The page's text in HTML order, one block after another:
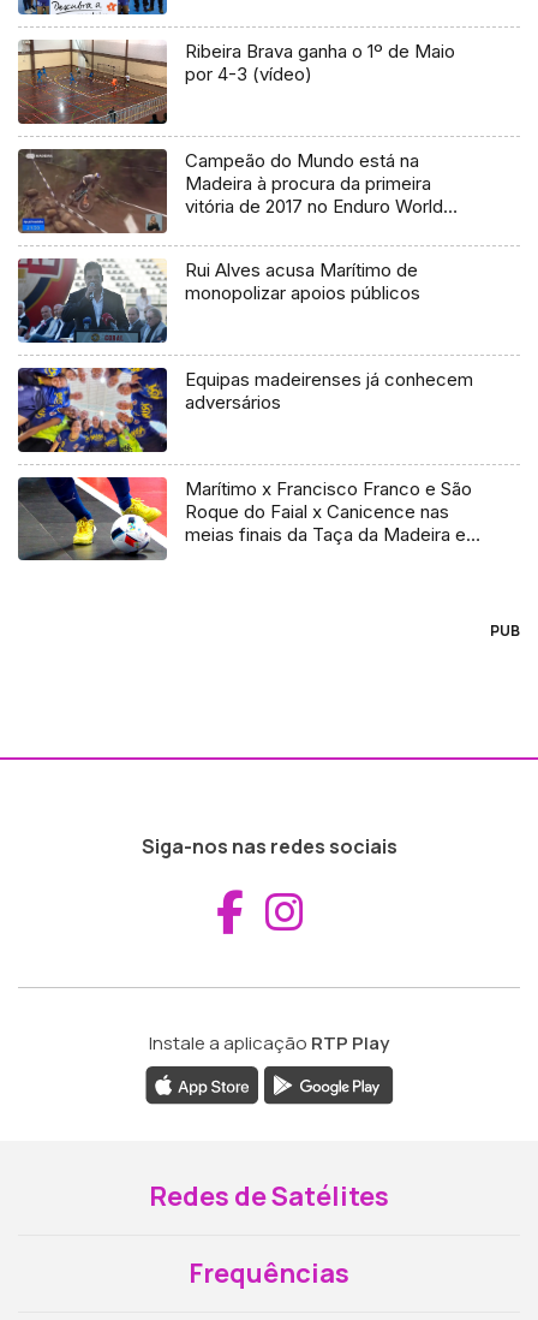
Ribeira Brava ganha o 1º de Maio
por 4-3 (vídeo)
Campeão do Mundo está na
Madeira à procura da primeira
vitória de 2017 no Enduro World
Rui Alves acusa Marítimo de
monopolizar apoios públicos
Equipas madeirenses já conhecem
adversários
Marítimo x Francisco Franco e São
Roque do Faial x Canicence nas
meias finais da Taça da Madeira em
PUB
Siga-nos nas redes sociais
Aceder ao
Instale a aplicação RTP Play
Redes de Satélites
Frequências